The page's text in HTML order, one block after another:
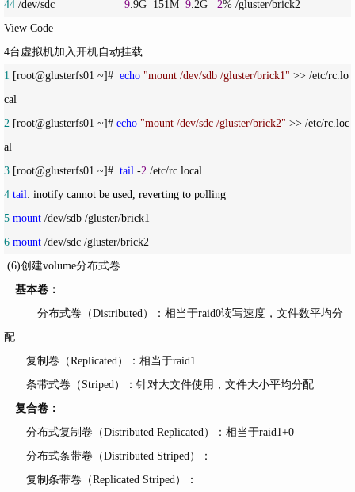
44 /dev/sdc 9 .9G  151M 9 .2G 2% /gluster/brick2
View Code
4台虚拟机加入开机自动挂载
1 [root@glusterfs01 ~]# echo "mount /dev/sdb /gluster/brick1 " >> /etc/rc.lo
2 [root@glusterfs01 ~]# echo "mount /dev/sdc /gluster/brick2" >> /etc/rc.loc
3 [root@glusterfs01 ~]# tail -2 /etc/
4 tail
5 mount /dev/sdb /gluster/
6 mount /dev/sdc /gluster/brick2
(6)创建volume分布式卷
基本卷：
分布式卷（Distributed）：相当于raid0读写速度，文件数平均分
配
复制卷（Replicated）：相当于raid1
条带式卷（Striped）：针对大文件使用，文件大小平均分配
复合卷：
分布式复制卷（Distributed Replicated）：相当于raid1+0
分布式条带卷（Distributed Striped）：
复制条带卷（Replicated Striped）：